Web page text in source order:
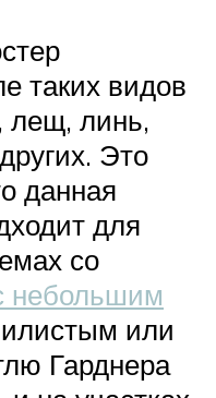
таких видов
лещ, линь,
Это
данная
для
со
небольшим
илистым или
Гарднера